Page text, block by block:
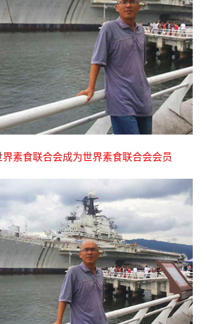
素食联合会成为世界素食联合会会员